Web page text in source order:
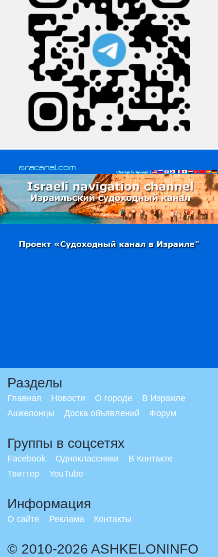
Разделы
Главная Новости О городе
В Израиле
Ашкелонцы
Доска объявлений Форум
Группы в соцсетях
Facebook Одноклассники
В Контакте
Твиттер
YouTube
Информация
О сайте Реклама Контакты
© 2010-2026 ASHKELONINFO